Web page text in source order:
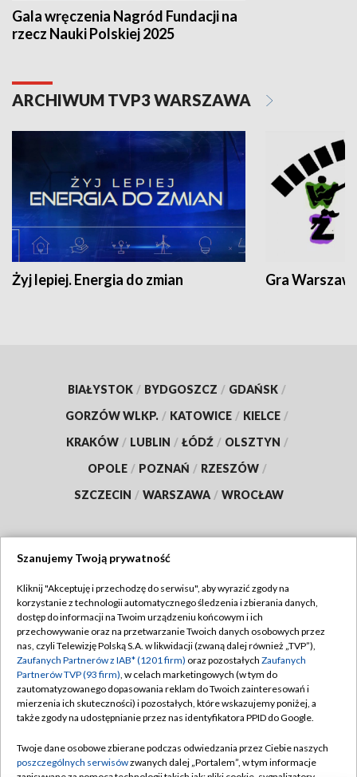
Gala wręczenia Nagród Fundacji na
rzecz Nauki Polskiej 2025
ARCHIWUM TVP3 WARSZAWA
Żyj lepiej. Energia do zmian Gra
BIAŁYSTOK / BYDGOSZCZ / GDAŃSK /
GORZÓW WLKP. / KATOWICE / KIELCE /
KRAKÓW / LUBLIN / ŁÓDŹ / OLSZTYN /
OPOLE / POZNAŃ / RZESZÓW /
SZCZECIN / WARSZAWA / WROCŁAW
TVP
Abonament TVP
Emisja w TVP
Centrum informacji TVP
Naziemna Telewizja Cyfrowa
Rada Programowa
Regulamin TVP
Polityka prywatności
Moje zgody
Pomoc
Kontakt
Szanujemy Twoją prywatność
Kliknij "Akceptuję i przechodzę do serwisu", aby wyrazić zgody na
korzystanie z technologii automatycznego śledzenia i zbierania danych,
dostęp do informacji na Twoim urządzeniu końcowym i ich
przechowywanie oraz na przetwarzanie Twoich danych osobowych przez
nas, czyli Telewizję Polską S.A. w likwidacji (zwaną dalej również „TVP”),
Zaufanych Partnerów z IAB* (1201 firm) oraz pozostałych Zaufanych
Partnerów TVP (93 firm), w celach marketingowych (w tym do
zautomatyzowanego dopasowania reklam do Twoich zainteresowań i
mierzenia ich skuteczności) i pozostałych, które wskazujemy poniżej, a
także zgody na udostępnianie przez nas identyfikatora PPID do Google.
Twoje dane osobowe zbierane podczas odwiedzania przez Ciebie naszych
poszczególnych serwisówzwanych dalej „Portalem”, w tym informacje